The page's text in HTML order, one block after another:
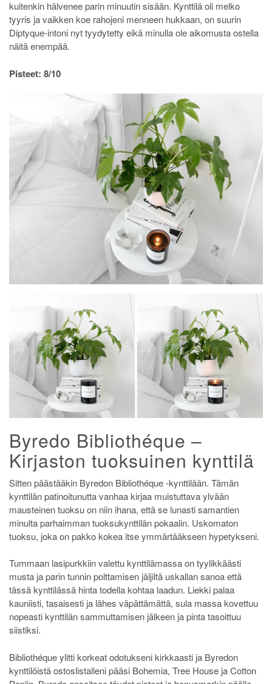
kuitenkin hälvenee parin minuutin sisään. Kynttilä oli melko
tyyris ja vaikken koe rahojeni menneen hukkaan, on suurin
Diptyque-intoni nyt tyydytetty eikä minulla ole aikomusta ostella
näitä enempää.
Pisteet: 8/10
Byredo Bibliothéque –
Kirjaston tuoksuinen kynttilä
Sitten päästääkin Byredon Bibliothéque -kynttilään. Tämän
kynttilän patinoitunutta vanhaa kirjaa muistuttava ylvään
mausteinen tuoksu on niin ihana, että se lunasti samantien
minulta parhaimman tuoksukynttilän pokaalin. Uskomaton
tuoksu, joka on pakko kokea itse ymmärtääkseen hypetykseni.
Tummaan lasipurkkiin valettu kynttilämassa on tyylikkäästi
musta ja parin tunnin polttamisen jäljiltä uskallan sanoa että
tässä kynttilässä hinta todella kohtaa laadun. Liekki palaa
kauniisti, tasaisesti ja lähes väpättämättä, sula massa kovettuu
nopeasti kynttilän sammuttamisen jälkeen ja pinta tasoittuu
siistiksi.
Bibliothéque ylitti korkeat odotukseni kirkkaasti ja Byredon
kynttilöistä ostoslistalleni pääsi Bohemia, Tree House ja Cotton